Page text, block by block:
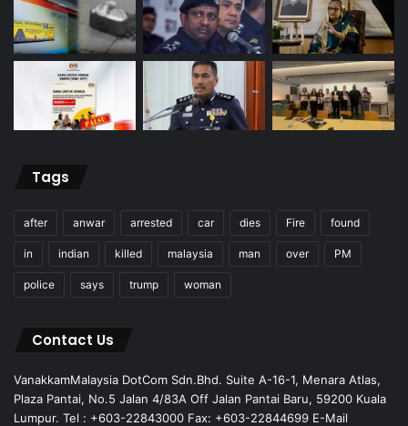
Tags
after anwar arrested car dies Fire found
in indian killed malaysia man over PM
police says trump woman
Contact Us
VanakkamMalaysia DotCom Sdn.Bhd. Suite A-16-1, Menara Atlas,
Plaza Pantai, No.5 Jalan 4/83A Off Jalan Pantai Baru, 59200 Kuala
Lumpur. Tel : +603-22843000 Fax: +603-22844699 E-Mail